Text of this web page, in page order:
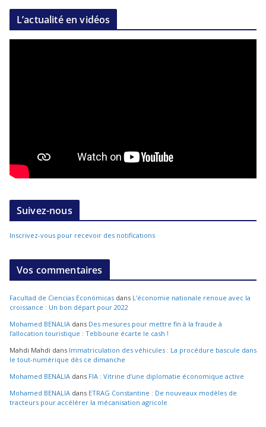
L’actualité en vidéos
Suivez-nous
Inscrivez-vous pour recevoir des notifications
Vos commentaires
Facultad de Ciencias Económicas dans L’économie nationale renoue avec la
croissance : Un bon départ pour 2022
Mohamed BENALIA dans Des mesures pour mettre fin à la fraude à
l’allocation touristique : Tebboune écarte le cash !
Mahdi Mahdi dans Immatriculation des véhicules : La procédure bascule dans
le tout-numérique dès ce dimanche
Mohamed BENALIA dans FIA : Vitrine d’une diplomatie économique active
Mohamed BENALIA dans ETRAG Constantine : De nouveaux modèles de
tracteurs pour accélérer la mécanisation agricole